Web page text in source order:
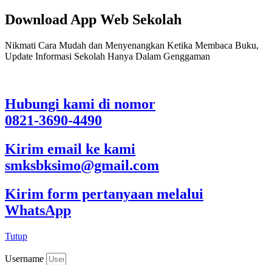
Download App Web Sekolah
Nikmati Cara Mudah dan Menyenangkan Ketika Membaca Buku,
Update Informasi Sekolah Hanya Dalam Genggaman
Hubungi kami di nomor
0821-3690-4490
Kirim email ke kami
smksbksimo@gmail.com
Kirim form pertanyaan melalui
WhatsApp
Tutup
Username